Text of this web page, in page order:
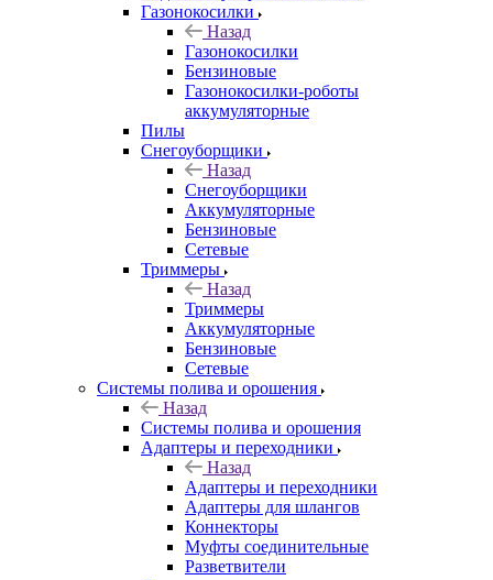
Газонокосилки
Назад
Газонокосилки
Бензиновые
Газонокосилки-роботы
аккумуляторные
Пилы
Снегоуборщики
Назад
Снегоуборщики
Аккумуляторные
Бензиновые
Сетевые
Триммеры
Назад
Триммеры
Аккумуляторные
Бензиновые
Сетевые
Системы полива и орошения
Назад
Системы полива и орошения
Адаптеры и переходники
Назад
Адаптеры и переходники
Адаптеры для шлангов
Коннекторы
Муфты соединительные
Разветвители